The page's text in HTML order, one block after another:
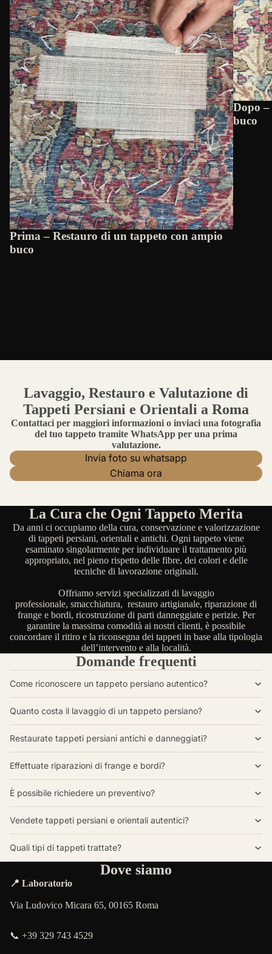
Prima – Restauro di un tappeto con ampio
buco
Dopo
buco
Lavaggio, Restauro e Valutazione di
Tappeti Persiani e Orientali a Roma
Contattaci per maggiori informazioni o inviaci una fotografia
del tuo tappeto tramite WhatsApp per una prima
valutazione.
Invia foto su whatsapp
Chiama ora
La Cura che Ogni Tappeto Merita
Da anni ci occupiamo della cura, conservazione e valorizzazione
di tappeti persiani, orientali e antichi. Ogni tappeto viene
esaminato singolarmente per individuare il trattamento più
appropriato, nel pieno rispetto delle fibre, dei colori e delle
tecniche di lavorazione originali.
Offriamo servizi specializzati di lavaggio
professionale, smacchiatura, restauro artigianale, riparazione di
frange e bordi, ricostruzione di parti danneggiate e perizie. Per
garantire la massima comodità ai nostri clienti, è possibile
concordare il ritiro e la riconsegna dei tappeti in base alla tipologia
dell’intervento e alla località.
Domande frequenti
Come riconoscere un tappeto persiano autentico?
Quanto costa il lavaggio di un tappeto persiano?
Restaurate tappeti persiani antichi e danneggiati?
Effettuate riparazioni di frange e bordi?
È possibile richiedere un preventivo?
Vendete tappeti persiani e orientali autentici?
Quali tipi di tappeti trattate?
Dove siamo
📍 Laboratorio
Via Ludovico Micara 65, 00165 Roma
📞 +39 329 743 4529